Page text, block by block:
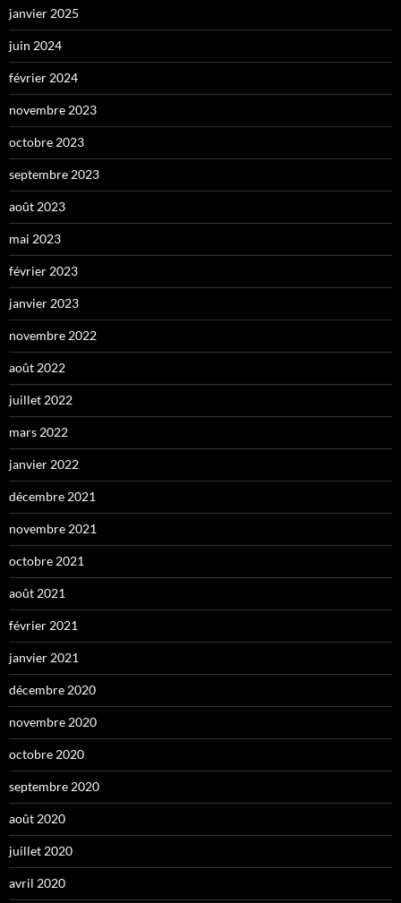
janvier 2025
juin 2024
février 2024
novembre 2023
octobre 2023
septembre 2023
août 2023
mai 2023
février 2023
janvier 2023
novembre 2022
août 2022
juillet 2022
mars 2022
janvier 2022
décembre 2021
novembre 2021
octobre 2021
août 2021
février 2021
janvier 2021
décembre 2020
novembre 2020
octobre 2020
septembre 2020
août 2020
juillet 2020
avril 2020